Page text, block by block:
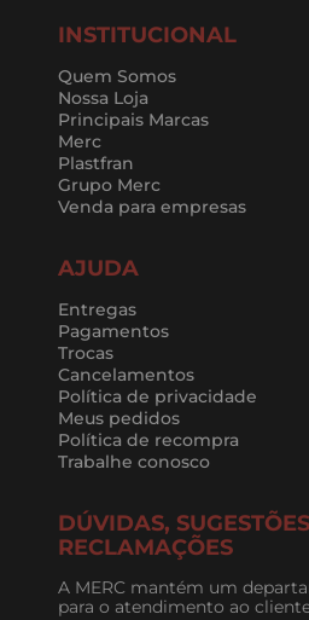
INSTITUCIONAL
Quem Somos
Nossa Loja
Principais Marcas
Merc
Plastfran
Grupo Merc
Venda para empresas
AJUDA
Entregas
Pagamentos
Trocas
Cancelamentos
Política de privacidade
Meus pedidos
Política de recompra
Trabalhe conosco
DÚVIDAS,
RECLAMAÇÕES
A MERC mantém um
para o atendimento ao